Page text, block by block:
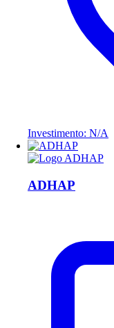
Investimento: N/A
ADHAP